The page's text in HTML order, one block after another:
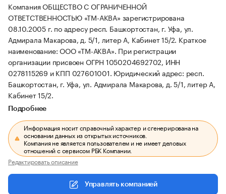
Компания ОБЩЕСТВО С ОГРАНИЧЕННОЙ
ОТВЕТСТВЕННОСТЬЮ «ТМ-АКВА» зарегистрирована
08.10.2005 г. по адресу респ. Башкортостан, г. Уфа, ул.
Адмирала Макарова, д. 5/1, литер А, Кабинет 15/2. Краткое
наименование: ООО «ТМ-АКВА». При регистрации
организации присвоен ОГРН 1050204692702, ИНН
0278115269 и КПП 027601001. Юридический адрес: респ.
Башкортостан, г. Уфа, ул. Адмирала Макарова, д. 5/1, литер А,
Кабинет 15/2.
Подробнее
Информация носит справочный характер и сгенерирована на
основании данных из открытых источников.
Компания не является пользователем и не имеет деловых
отношений с сервисом РБК Компании.
Редактировать описание
Управлять компанией